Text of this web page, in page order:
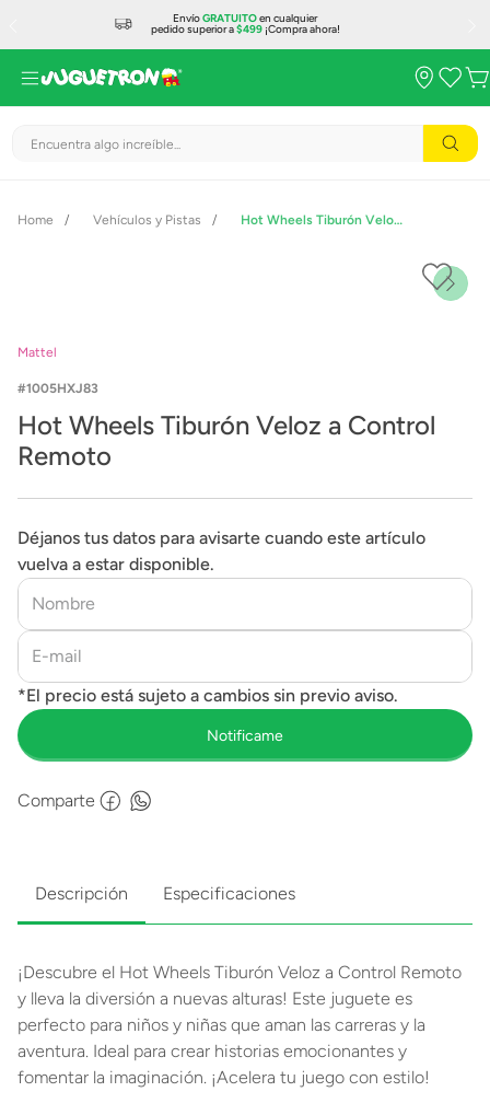
EnvíoGRATUITOen cualquier
pedido superior a$499¡Compra ahora!
Encuentra algo increíble...
Vehículos y Pistas Hot Wheels Tiburón Veloz a Control Remoto
Mattel
1005HXJ83
Hot Wheels Tiburón Veloz a Control
Remoto
Déjanos tus datos para avisarte cuando este artículo
vuelva a estar disponible.
Comparte
Descripción Especificaciones
¡Descubre el Hot Wheels Tiburón Veloz a Control Remoto
y lleva la diversión a nuevas alturas! Este juguete es
perfecto para niños y niñas que aman las carreras y la
aventura. Ideal para crear historias emocionantes y
fomentar la imaginación. ¡Acelera tu juego con estilo!